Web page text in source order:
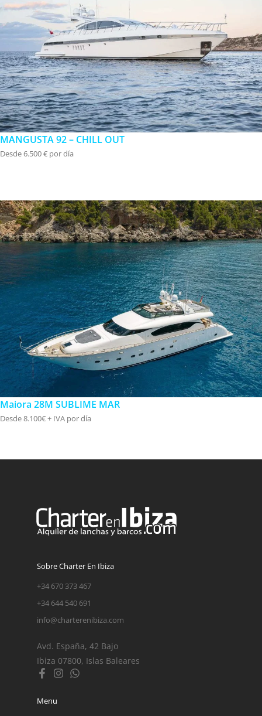
MANGUSTA 92 – CHILL OUT
Desde 6.500 € por día
Maiora 28M SUBLIME MAR
Desde 8.100€ + IVA por día
Sobre Charter En Ibiza
+34 670 373 467
+34 644 540 691
info@charterenibiza.com
Avd. España, 42 Bajo
Ibiza 07800, Islas Baleares
Menu